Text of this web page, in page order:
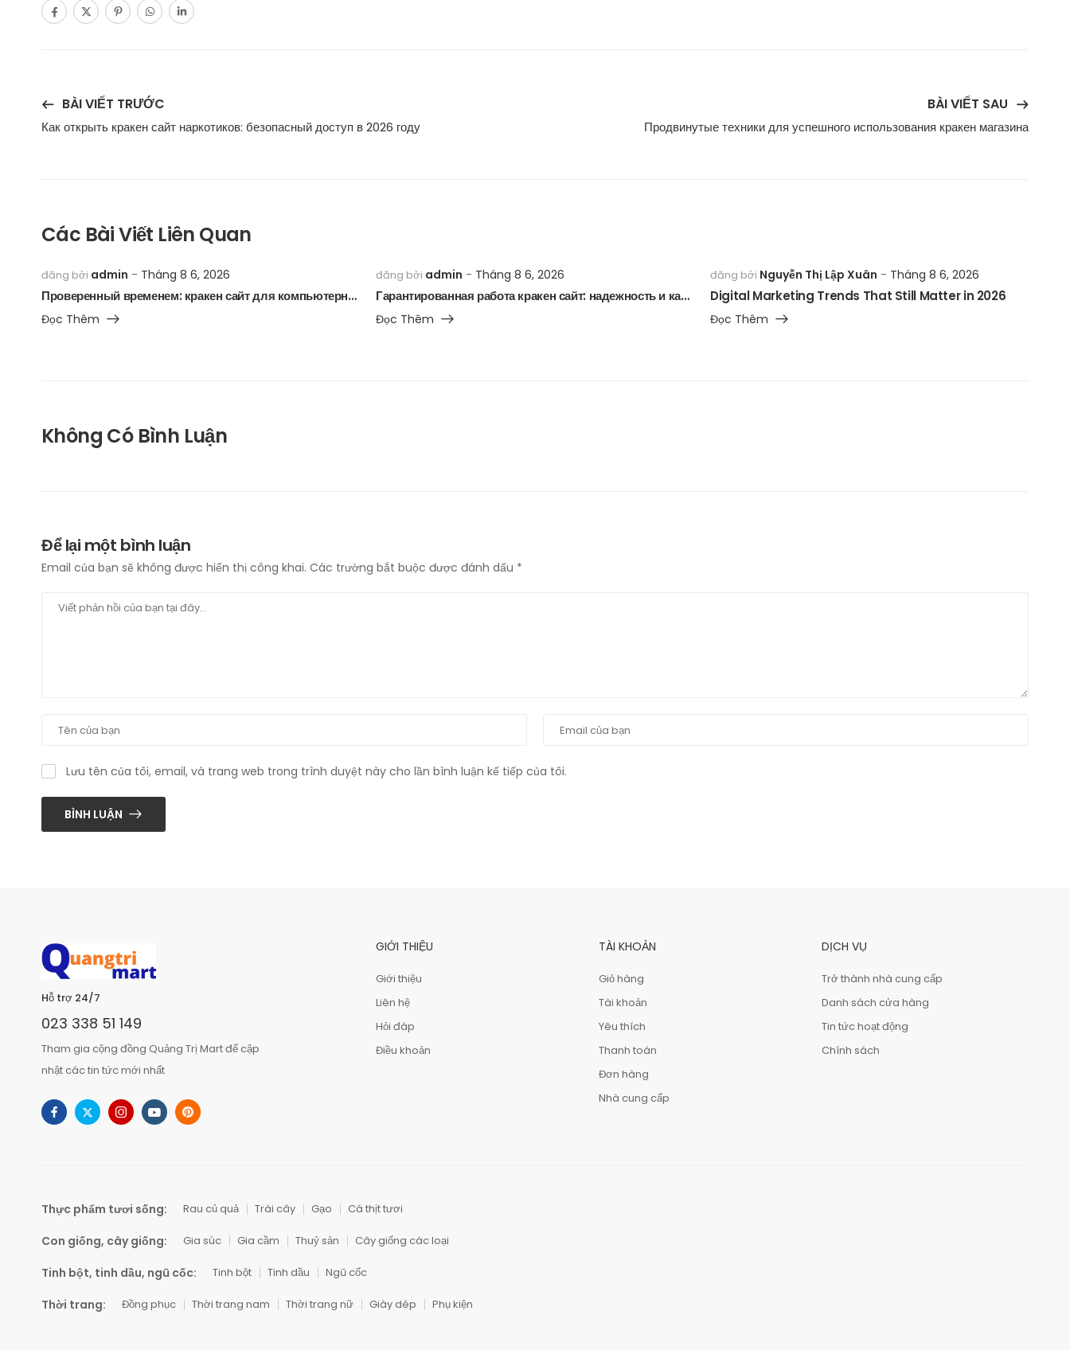
BÀI VIẾT TRƯỚC
Как открыть кракен сайт наркотиков: безопасный доступ в 2026 году
BÀI VIẾT SAU
Продвинутые техники для успешного использования кракен магазина
Các Bài Viết Liên Quan
đăng bởi admin Tháng 8 6, 2026
Проверенный временем: кракен сайт для компьютерных запчастей и ремонта техники
Đọc Thêm
đăng bởi admin Tháng 8 6, 2026
Гарантированная работа кракен сайт: надежность и качество
Đọc Thêm
đăng bởi Nguyễn Thị Lập Xuân Tháng 8 6, 2026
Digital Marketing Trends That Still Matter in 2026
Đọc Thêm
Không Có Bình Luận
Để lại một bình luận
Email của bạn sẽ không được hiển thị công khai. Các trường bắt buộc được đánh dấu *
Lưu tên của tôi, email, và trang web trong trình duyệt này cho lần bình luận kế tiếp của tôi.
BÌNH LUẬN
Hỗ trợ 24/7
023 338 51 149
Tham gia cộng đồng Quảng Trị Mart để cập
nhật các tin tức mới nhất
GIỚI THIỆU
Giới thiệu
Liên hệ
Hỏi đáp
Điều khoản
TÀI KHOẢN
Giỏ hàng
Tài khoản
Yêu thích
Thanh toán
Đơn hàng
Nhà cung cấp
DỊCH VỤ
Trở thành nhà cung cấp
Danh sách cửa hàng
Tin tức hoạt động
Chính sách
Thực phẩm tươi sống: Rau củ quả Trái cây Gạo Cá thịt tươi
Con giống, cây giống: Gia súc Gia cầm Thuỷ sản Cây giống các loại
Tinh bột, tinh dầu, ngũ cốc: Tinh bột Tinh dầu Ngũ cốc
Thời trang: Đồng phục Thời trang nam Thời trang nữ Giày dép Phụ kiện